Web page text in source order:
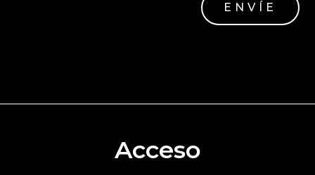
ENVÍE
Acceso